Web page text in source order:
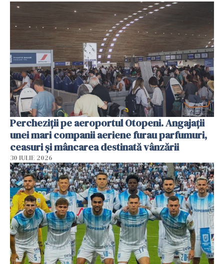
Percheziții pe aeroportul Otopeni. Angajații
unei mari companii aeriene furau parfumuri,
ceasuri și mâncarea destinată vânzării
30 IULIE 2026